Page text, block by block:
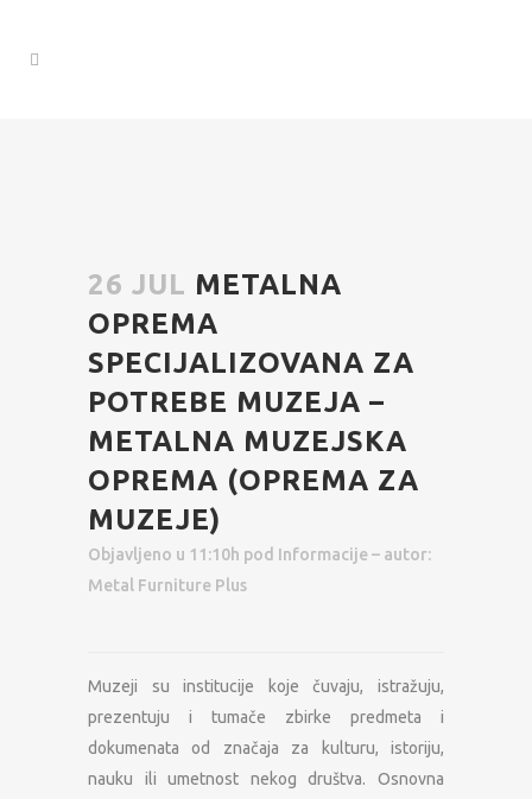
26 JUL METALNA
OPREMA
SPECIJALIZOVANA ZA
POTREBE MUZEJA –
METALNA MUZEJSKA
OPREMA (OPREMA ZA
MUZEJE)
Objavljeno u 11:10h pod Informacije– autor:
Metal Furniture Plus
Muzeji su institucije koje čuvaju, istražuju,
prezentuju i tumače zbirke predmeta i
dokumenata od značaja za kulturu, istoriju,
nauku ili umetnost nekog društva. Osnovna